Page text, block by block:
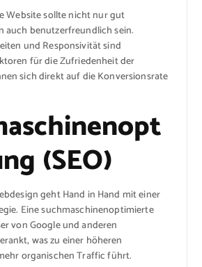
Website sollte nicht nur gut
auch benutzerfreundlich sein.
und Responsivität sind
für die Zufriedenheit der
sich direkt auf die Konversionsrate
(SEO)
geht Hand in Hand mit einer
Eine suchmaschinenoptimierte
von Google und anderen
was zu einer höheren
organischen Traffic führt.